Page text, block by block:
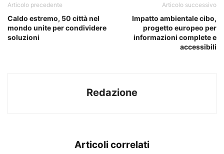
Articolo precedente
Caldo estremo, 50 città nel
mondo unite per condividere
soluzioni
Articolo successivo
Impatto ambientale cibo,
progetto europeo per
informazioni complete e
accessibili
Redazione
Articoli correlati